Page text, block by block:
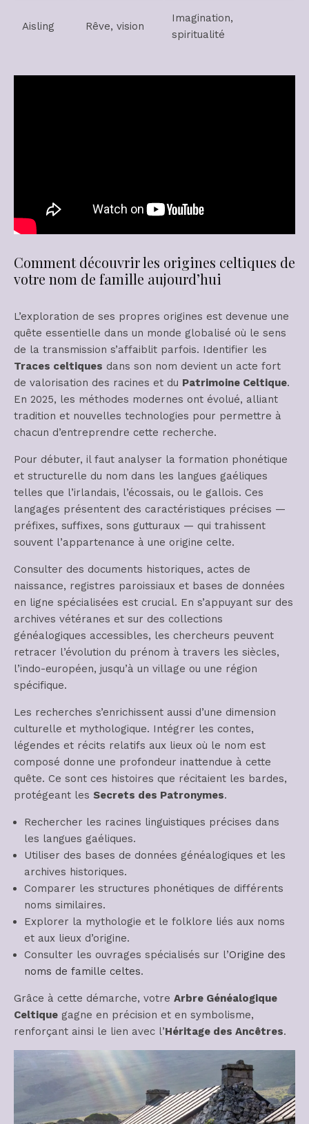
Aisling Rêve, vision
Imagination,
spiritualité
Comment découvrir les origines celtiques de
votre nom de famille aujourd’hui
L’exploration de ses propres origines est devenue une
quête essentielle dans un monde globalisé où le sens
de la transmission s’affaiblit parfois. Identifier les
Traces celtiques dans son nom devient un acte fort
de valorisation des racines et du Patrimoine Celtique.
En 2025, les méthodes modernes ont évolué, alliant
tradition et nouvelles technologies pour permettre à
chacun d’entreprendre cette recherche.
Pour débuter, il faut analyser la formation phonétique
et structurelle du nom dans les langues gaéliques
telles que l’irlandais, l’écossais, ou le gallois. Ces
langages présentent des caractéristiques précises —
préfixes, suffixes, sons gutturaux — qui trahissent
souvent l’appartenance à une origine celte.
Consulter des documents historiques, actes de
naissance, registres paroissiaux et bases de données
en ligne spécialisées est crucial. En s’appuyant sur des
archives vétéranes et sur des collections
généalogiques accessibles, les chercheurs peuvent
retracer l’évolution du prénom à travers les siècles,
l’indo-européen, jusqu’à un village ou une région
spécifique.
Les recherches s’enrichissent aussi d’une dimension
culturelle et mythologique. Intégrer les contes,
légendes et récits relatifs aux lieux où le nom est
composé donne une profondeur inattendue à cette
quête. Ce sont ces histoires que récitaient les bardes,
protégeant les Secrets des Patronymes.
Rechercher les racines linguistiques précises dans
les langues gaéliques.
Utiliser des bases de données généalogiques et les
archives historiques.
Comparer les structures phonétiques de différents
noms similaires.
Explorer la mythologie et le folklore liés aux noms
et aux lieux d’origine.
Consulter les ouvrages spécialisés sur l’Origine des
noms de famille celtes.
Grâce à cette démarche, votre Arbre Généalogique
Celtique gagne en précision et en symbolisme,
renforçant ainsi le lien avec l’Héritage des Ancêtres.